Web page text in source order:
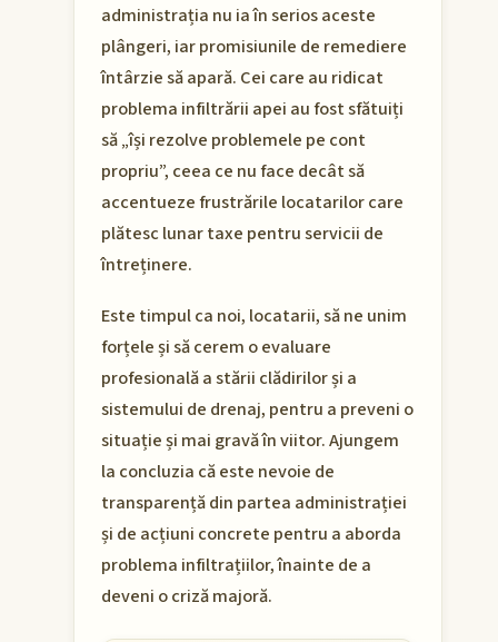
administrația nu ia în serios aceste
plângeri, iar promisiunile de remediere
întârzie să apară. Cei care au ridicat
problema infiltrării apei au fost sfătuiți
să „își rezolve problemele pe cont
propriu”, ceea ce nu face decât să
accentueze frustrările locatarilor care
plătesc lunar taxe pentru servicii de
întreținere.
Este timpul ca noi, locatarii, să ne unim
forțele și să cerem o evaluare
profesională a stării clădirilor și a
sistemului de drenaj, pentru a preveni o
situație și mai gravă în viitor. Ajungem
la concluzia că este nevoie de
transparență din partea administrației
și de acțiuni concrete pentru a aborda
problema infiltrațiilor, înainte de a
deveni o criză majoră.